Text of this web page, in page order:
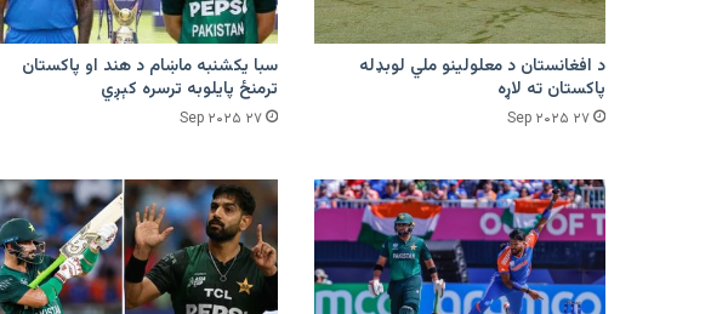
د افغانستان د معلولینو ملي لوبډله
پاکستان ته لاړه
۲۷ Sep ۲۰۲۵
سبا یکشنبه ماښام د هند او پاکستان
ترمنځ پایلوبه ترسره کېږي
۲۷ Sep ۲۰۲۵